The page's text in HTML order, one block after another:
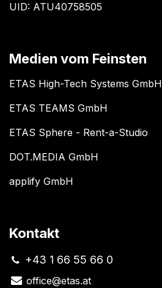
UID: ATU40758505
Medien vom Feinsten
ETAS High-Tech Systems GmbH
ETAS TEAMS GmbH
ETAS Sphere - Rent-a-Studio
DOT.MEDIA GmbH
applify GmbH
Kontakt
+43 1 66 55 66 0
office@etas.at